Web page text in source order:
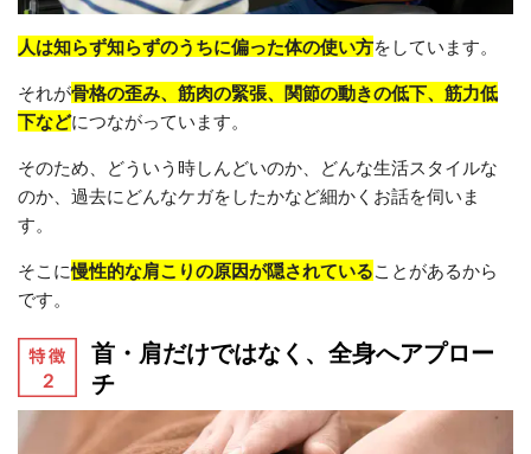
人は知らず知らずのうちに偏った体の使い方をしています。
それが骨格の歪み、筋肉の緊張、関節の動きの低下、筋力低
下などにつながっています。
そのため、どういう時しんどいのか、どんな生活スタイルな
のか、過去にどんなケガをしたかなど細かくお話を伺いま
す。
そこに慢性的な肩こりの原因が隠されていることがあるから
です。
首・肩だけではなく、全身へアプロー
チ